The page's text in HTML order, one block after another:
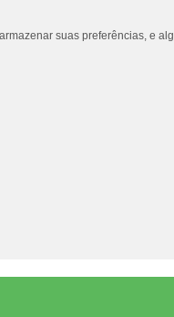
suas preferências, e